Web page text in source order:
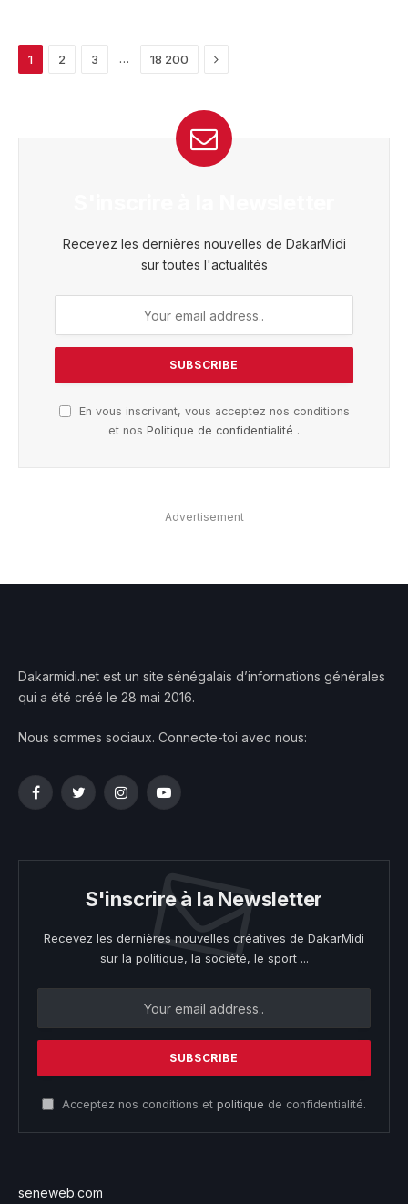
1 2 3 … 18 200 Next
Recevez les dernières nouvelles de DakarMidi
sur toutes l'actualités
En vous inscrivant, vous acceptez nos conditions
et nos Politique de confidentialité .
Advertisement
Dakarmidi.net est un site sénégalais d’informations générales
qui a été créé le 28 mai 2016.
Nous sommes sociaux. Connecte-toi avec nous:
FacebookTwitterInstagramYouTube
S'inscrire à la Newsletter
Recevez les dernières nouvelles créatives de DakarMidi
sur la politique, la société, le sport ...
Acceptez nos conditions et politique de confidentialité.
seneweb.com